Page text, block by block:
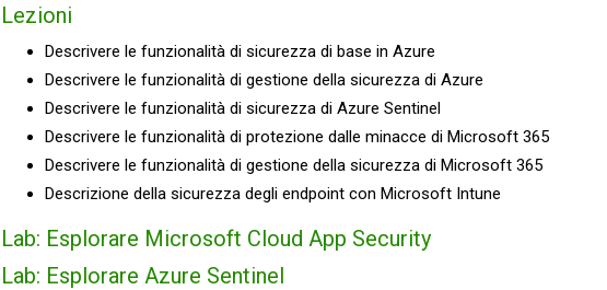
Lezioni
Descrivere le funzionalità di sicurezza di base in Azure
Descrivere le funzionalità di gestione della sicurezza di Azure
Descrivere le funzionalità di sicurezza di Azure Sentinel
Descrivere le funzionalità di protezione dalle minacce di Microsoft 365
Descrivere le funzionalità di gestione della sicurezza di Microsoft 365
Descrizione della sicurezza degli endpoint con Microsoft Intune
Lab: Esplorare Microsoft Cloud App Security
Lab: Esplorare Azure Sentinel